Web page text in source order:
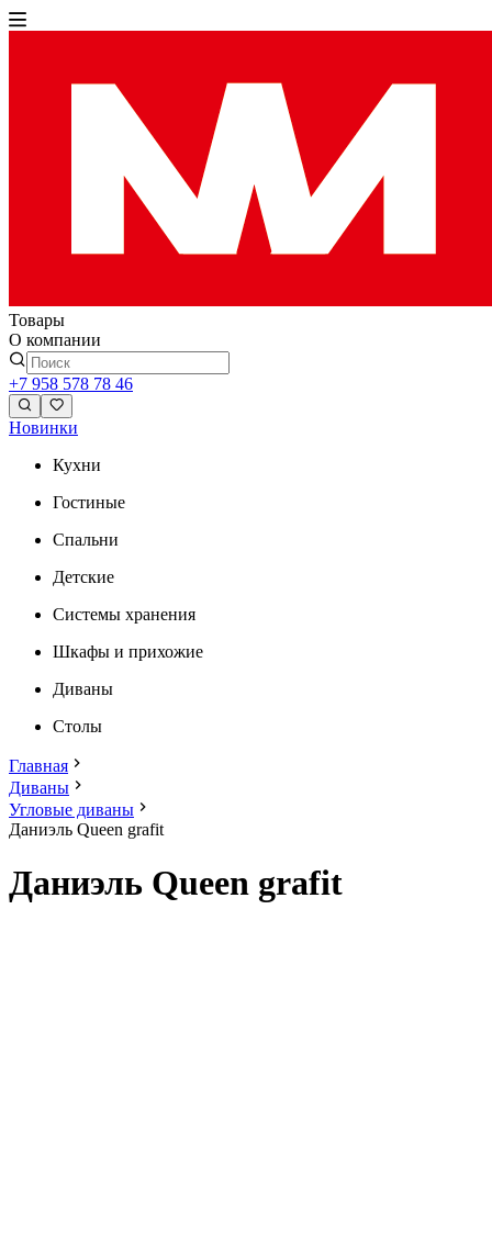
Товары
О компании
+7 958 578 78 46
Новинки
Кухни
Гостиные
Спальни
Детские
Системы хранения
Шкафы и прихожие
Диваны
Столы
Главная
Диваны
Угловые диваны
Даниэль Queen grafit
Даниэль Queen grafit